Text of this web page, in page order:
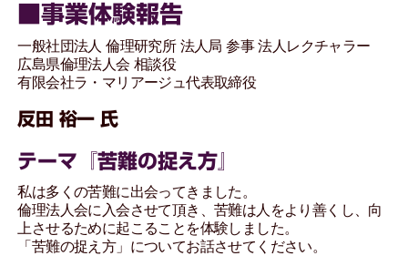
■事業体験報告
一般社団法人 倫理研究所 法人局 参事 法人レクチャラー
広島県倫理法人会 相談役
有限会社ラ・マリアージュ代表取締役
反田 裕一 氏
テーマ『苦難の捉え方』
私は多くの苦難に出会ってきました。
倫理法人会に入会させて頂き、苦難は人をより善くし、向
上させるために起こることを体験しました。
「苦難の捉え方」についてお話させてください。